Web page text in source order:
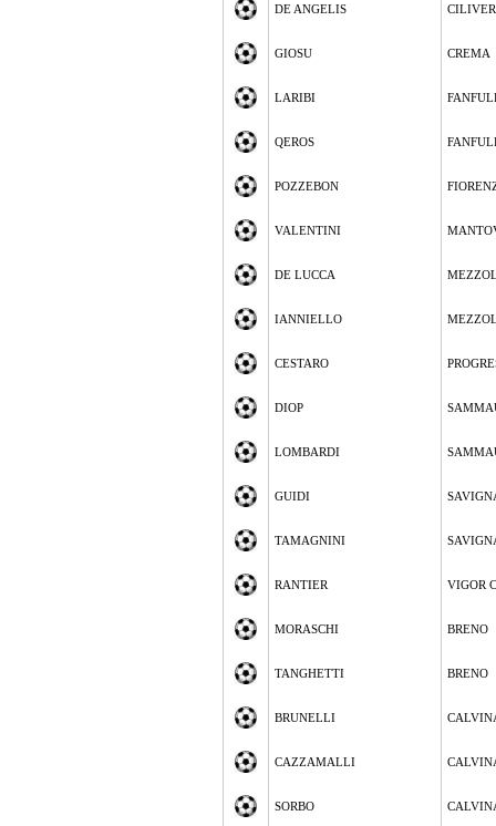
DE ANGELIS
GIOSU CREMA
LARIBI
QEROS
POZZEBON
VALENTINI
DE LUCCA
IANNIELLO
CESTARO
DIOP
LOMBARDI
GUIDI
TAMAGNINI
RANTIER VIGOR
MORASCHI BRENO
TANGHETTI BRENO
BRUNELLI
CAZZAMALLI
SORBO